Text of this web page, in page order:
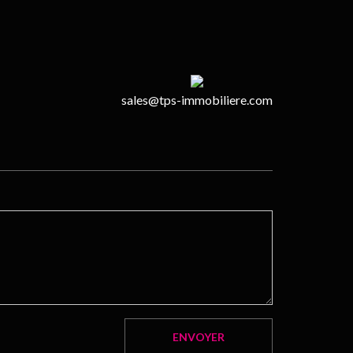
sales@tps-immobiliere.com